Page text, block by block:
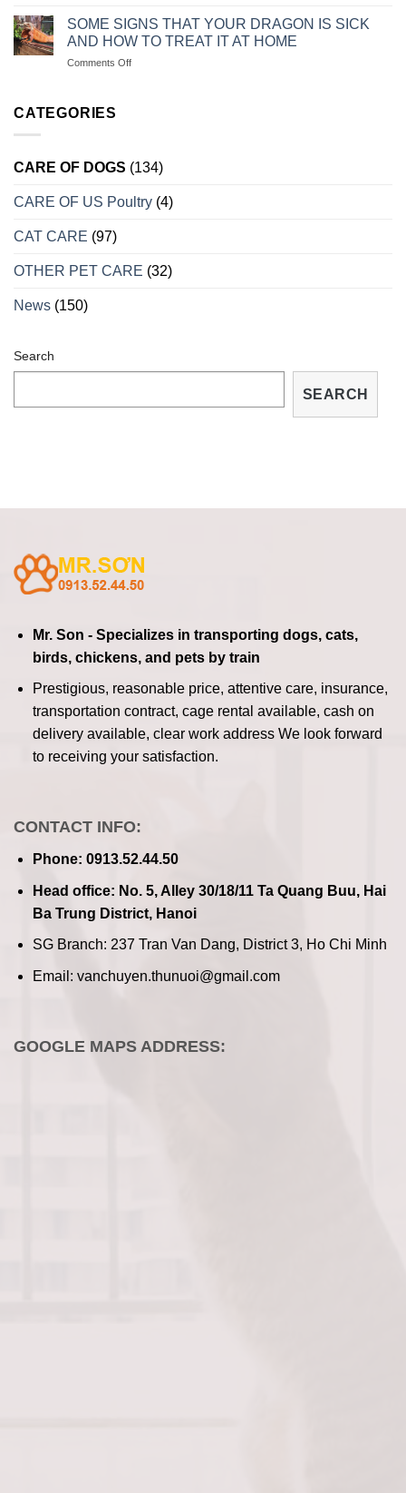
CHÓ
CON
LUÔN
KHỎE
CHĂM
SÓC
RỒNG
NAM
SOME SIGNS THAT YOUR DRAGON IS SICK
AND HOW TO TREAT IT AT HOME
Comments Offon
RỒNG
BỆNH
TẠI
CATEGORIES
CARE OF DOGS (134)
CARE OF US Poultry (4)
CAT CARE (97)
OTHER PET CARE (32)
News (150)
Search
SEARCH
Mr. Son - Specializes in transporting dogs, cats,
birds, chickens, and pets by train
Prestigious, reasonable price, attentive care, insurance,
transportation contract, cage rental available, cash on
delivery available, clear work address We look forward
to receiving your satisfaction.
CONTACT INFO:
Phone: 0913.52.44.50
Head office: No. 5, Alley 30/18/11 Ta Quang Buu, Hai
Ba Trung District, Hanoi
SG Branch: 237 Tran Van Dang, District 3, Ho Chi Minh
Email: vanchuyen.thunuoi@gmail.com
GOOGLE MAPS ADDRESS: